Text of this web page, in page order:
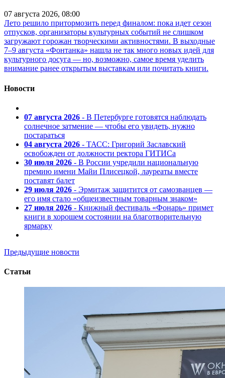
07 августа 2026, 08:00
Лето решило притормозить перед финалом: пока идет сезон
отпусков, организаторы культурных событий не слишком
загружают горожан творческими активностями. В выходные
7–9 августа «Фонтанка» нашла не так много новых идей для
культурного досуга — но, возможно, самое время уделить
внимание ранее открытым выставкам или почитать книги.
Новости
07 августа 2026 - В Петербурге готовятся наблюдать
солнечное затмение — чтобы его увидеть, нужно
постараться
04 августа 2026 - ТАСС: Григорий Заславский
освобожден от должности ректора ГИТИСа
30 июля 2026 - В России учредили национальную
премию имени Майи Плисецкой, лауреаты вместе
поставят балет
29 июля 2026 - Эрмитаж защитится от самозванцев —
его имя стало «общеизвестным товарным знаком»
27 июля 2026 - Книжный фестиваль «Фонарь» примет
книги в хорошем состоянии на благотворительную
ярмарку
Предыдущие новости
Статьи